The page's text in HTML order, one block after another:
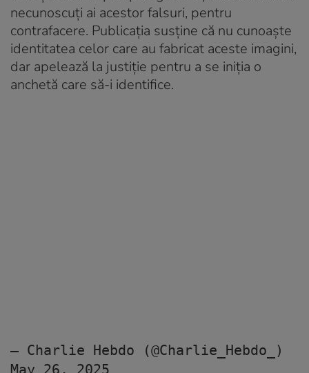
necunoscuți ai acestor falsuri, pentru
contrafacere. Publicația susține că nu cunoaște
identitatea celor care au fabricat aceste imagini,
dar apelează la justiție pentru a se iniția o
anchetă care să-i identifice.
— Charlie Hebdo (@Charlie_Hebdo_)